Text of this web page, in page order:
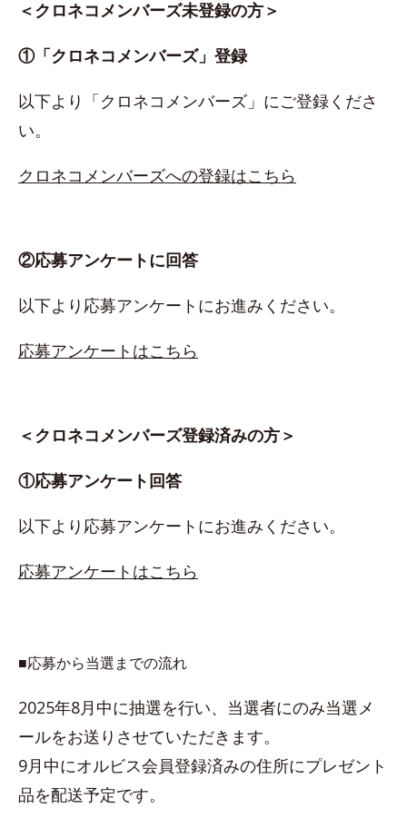
＜クロネコメンバーズ未登録の方＞
①「クロネコメンバーズ」登録
以下より「クロネコメンバーズ」にご登録くださ
い。
クロネコメンバーズへの登録はこちら
②応募アンケートに回答
以下より応募アンケートにお進みください。
応募アンケートはこちら
＜クロネコメンバーズ登録済みの方＞
①応募アンケート回答
以下より応募アンケートにお進みください。
応募アンケートはこちら
■応募から当選までの流れ
2025年8月中に抽選を行い、当選者にのみ当選メ
ールをお送りさせていただきます。
9月中にオルビス会員登録済みの住所にプレゼント
品を配送予定です。